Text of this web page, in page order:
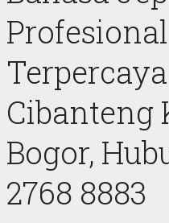
Cibanteng
Bogor,
2768 8883